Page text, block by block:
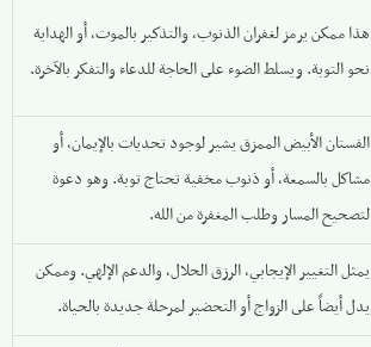
هذا ممكن يرمز لغفران الذنوب، والتذكير بالموت، أو الهداية
نحو التوبة. ويسلط الضوء على الحاجة للدعاء والتفكر بالآخرة.
الفستان الأبيض الممزق يشير لوجود تحديات بالإيمان، أو
مشاكل بالسمعة، أو ذنوب مخفية تحتاج توبة. وهو دعوة
لتصحيح المسار وطلب المغفرة من الله.
يمثل التغيير الإيجابي، الرزق الحلال، والدعم الإلهي. وممكن
يدل أيضاً على الزواج أو التحضير لمرحلة جديدة بالحياة.